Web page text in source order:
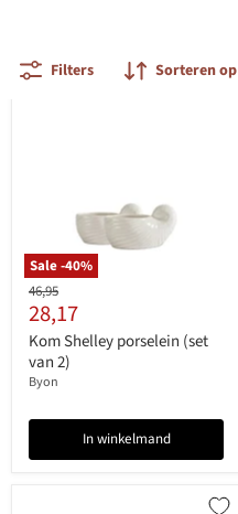
Filters Sorteren op
Sale -40%
Originele
prijs
46,95
Huidige
prijs
28,17
Kom Shelley porselein (set
van 2)
Byon
In winkelmand